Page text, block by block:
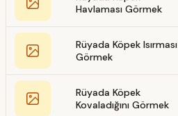
Havlaması Görmek
Rüyada Köpek Isırması
Görmek
Rüyada Köpek
Kovaladığını Görmek